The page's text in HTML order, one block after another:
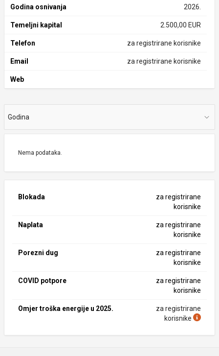
Godina osnivanja 2026.
Temeljni kapital 2.500,00 EUR
Telefon za registrirane korisnike
Email za registrirane korisnike
Web
Godina
Nema podataka.
Blokada
za registrirane
korisnike
Naplata
za registrirane
korisnike
Porezni dug
za registrirane
korisnike
COVID potpore
za registrirane
korisnike
Omjer troška energije u 2025.
za registrirane
korisnike